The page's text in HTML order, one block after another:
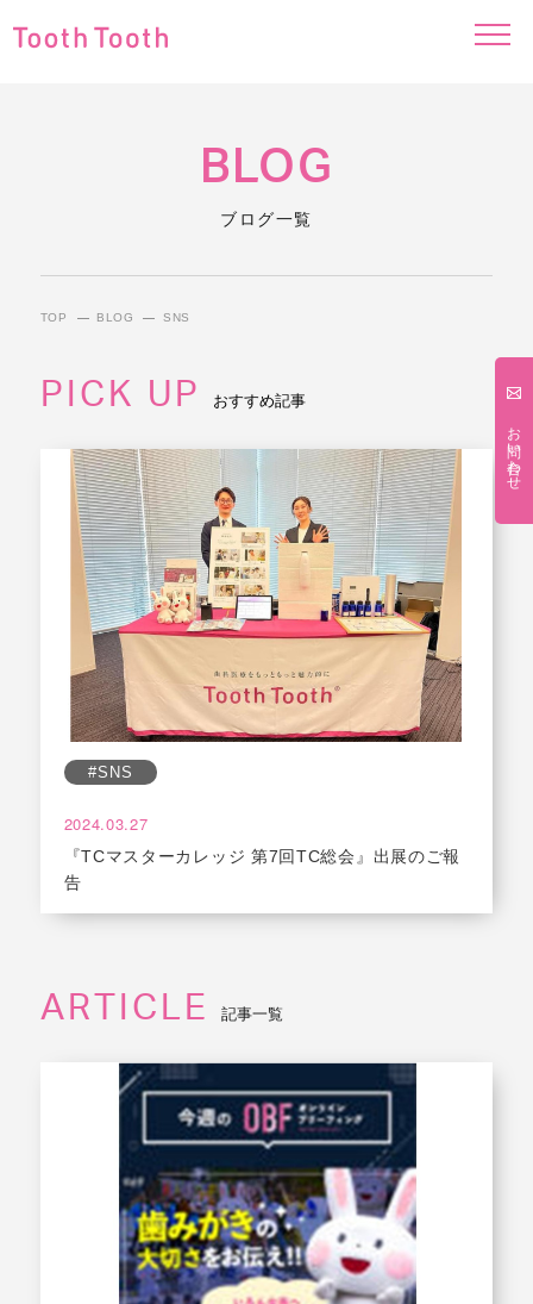
BLOG
ブログ一覧
TOP BLOG SNS
PICK UP おすすめ記事
#SNS
2024.03.27
『TCマスターカレッジ 第7回TC総会』出展のご報
告
ARTICLE 記事一覧
お問い合わせ